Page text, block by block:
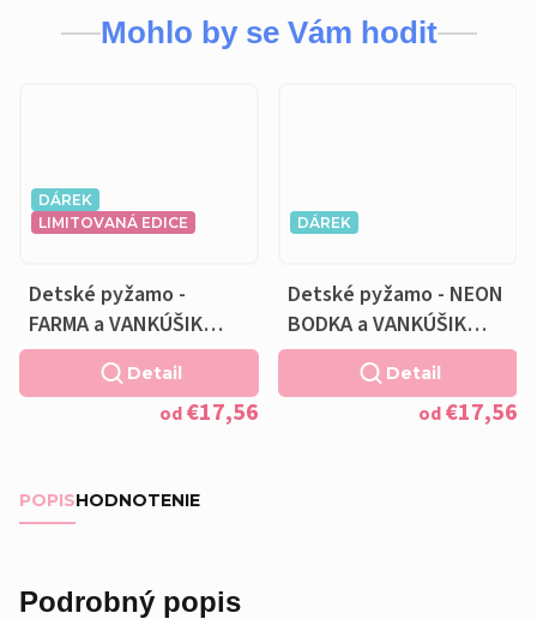
Mohlo by se Vám hodit
DÁREK
LIMITOVANÁ EDICE
Detské pyžamo -
FARMA a VANKÚŠIK
ZADARMO
od€17,56
Detail
DÁREK
Detské pyžamo - NEON
BODKA a VANKÚŠIK
ZADARMO
od€17,56
Detail
POPISHODNOTENIE
Podrobný popis